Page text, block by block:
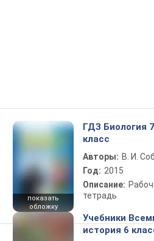
показать
обложку
ГДЗ Биология 7
класс
Авторы: В. И.
Год: 2015
Описание:
тетрадь
Учебники
история 6